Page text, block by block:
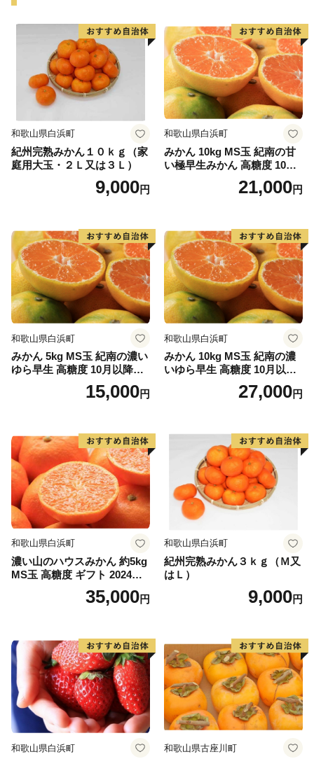
和歌山県白浜町
紀州完熟みかん１０ｋｇ（家
庭用大玉・２Ｌ又は３Ｌ）
9,000円
和歌山県白浜町
みかん 10kg MS玉 紀南の甘
い極早生みかん 高糖度 10月
以降発送 マルチ被覆栽培
21,000円
和歌山県白浜町
みかん 5kg MS玉 紀南の濃い
ゆら早生 高糖度 10月以降発
送 マルチ被覆栽培15,000円
和歌山県白浜町
みかん 10kg MS玉 紀南の濃
いゆら早生 高糖度 10月以降
発送 マルチ被覆栽培27,000円
和歌山県白浜町
濃い山のハウスみかん 約5kg
MS玉 高糖度 ギフト 2024年7
35,000円
和歌山県白浜町
紀州完熟みかん３ｋｇ（Ｍ又
はＬ）
9,000円
和歌山県白浜町 和歌山県古座川町